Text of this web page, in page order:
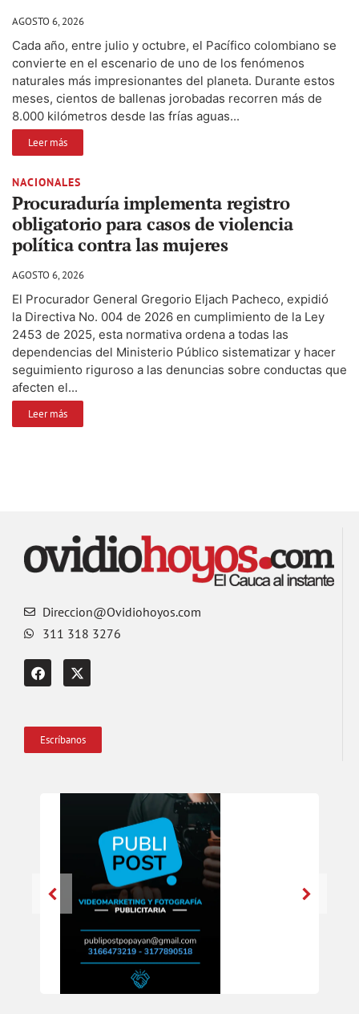
AGOSTO 6, 2026
Cada año, entre julio y octubre, el Pacífico colombiano se
convierte en el escenario de uno de los fenómenos
naturales más impresionantes del planeta. Durante estos
meses, cientos de ballenas jorobadas recorren más de
8.000 kilómetros desde las frías aguas...
Leer más
NACIONALES
Procuraduría implementa registro
obligatorio para casos de violencia
política contra las mujeres
AGOSTO 6, 2026
El Procurador General Gregorio Eljach Pacheco, expidió
la Directiva No. 004 de 2026 en cumplimiento de la Ley
2453 de 2025, esta normativa ordena a todas las
dependencias del Ministerio Público sistematizar y hacer
seguimiento riguroso a las denuncias sobre conductas que
afecten el...
Leer más
Direccion@Ovidiohoyos.com
311 318 3276
Escríbanos